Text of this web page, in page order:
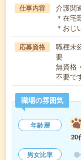
仕事内容
介護関
＊在宅
＊おじ
応募資格
職種未
要
無資格
不要で
職場の雰囲気
年齢層
20
男女比率